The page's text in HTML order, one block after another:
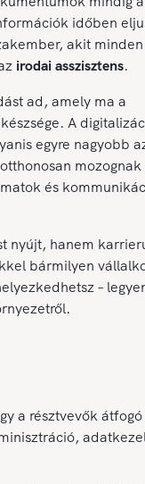
időben
akit minden
irodai asszisztens.
ad, amely ma a
A
egyre nagyobb
mozognak
és
nyújt, hanem
bármilyen
–
a résztvevők átfogó